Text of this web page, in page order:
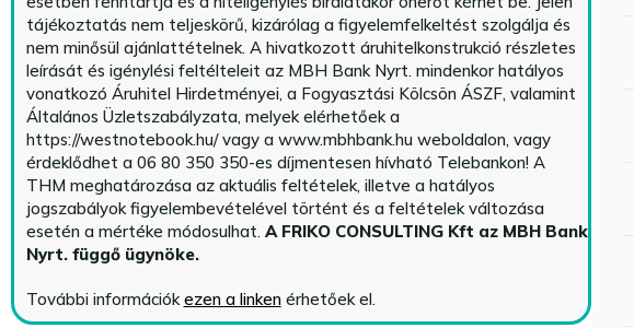
tájékoztatás nem teljeskörű, kizárólag a figyelemfelkeltést szolgálja és
nem minősül ajánlattételnek. A hivatkozott áruhitelkonstrukció részletes
leírását és igénylési feltélteleit az MBH Bank Nyrt. mindenkor hatályos
vonatkozó Áruhitel Hirdetményei, a Fogyasztási Kölcsön ÁSZF, valamint
Általános Üzletszabályzata, melyek elérhetőek a
https://westnotebook.hu/vagy a www.mbhbank.hu weboldalon, vagy
érdeklődhet a 06 80 350 350-es díjmentesen hívható Telebankon! A
THM meghatározása az aktuális feltételek, illetve a hatályos
jogszabályok figyelembevételével történt és a feltételek változása
esetén a mértéke módosulhat. A FRIKO CONSULTING Kft az MBH Bank
Nyrt. függő ügynöke.
További információk ezen a linkenérhetőek el.